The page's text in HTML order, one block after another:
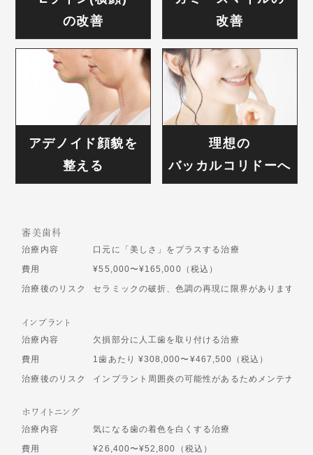
の改善
改善
アデノイド顔貌を
整える
理想の
バッカルコリドーへ
審美歯科
治療内容
口元に「美しさ」をプラスする治療
費用
¥55,000〜¥165,000（税込）
治療後のリスク
セラミックの破折、色調の再現に限界があります
インプラント
治療内容
欠損部分に人工歯を取り付ける治療
費用
1歯あたり ¥308,000〜¥467,500（税込）
治療後のリスク
インプラント周囲炎の可能性があるためメンテナン
ホワイトニング
治療内容
気になる歯の着色を白くする治療
費用
¥26,400〜¥52,800（税込）